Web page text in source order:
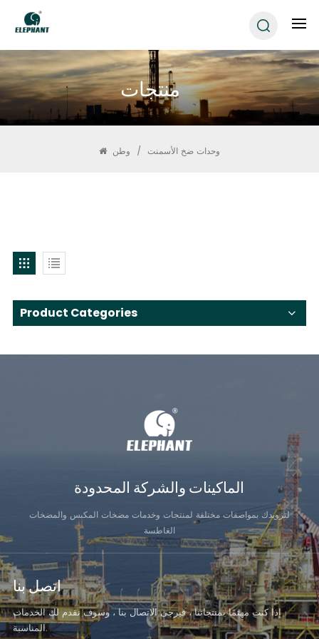
منتجات
/ وحدات ضخ الأسمنت
Product Categories
الماكينات والشركة المحدودة
لتزويدك بمواصفات مختلفة لمنتجات وخدمات مضخات المكبس والمضخات
الغاطسة
اتصل بنا
إذا كنت مهتمًا بمنتجاتنا ، فيرجى الاتصال بنا ، وسوف نقدم لك الخدمات
المناسبة.